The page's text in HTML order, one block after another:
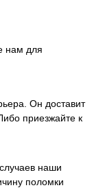
нам для
Он доставит
приезжайте к
наши
поломки